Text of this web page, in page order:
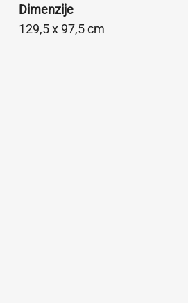
Dimenzije
129,5 x 97,5 cm